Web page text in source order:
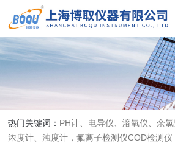
热门关键词： PH计、电导仪、溶氧仪、余
浓度计、浊度计，氟离子检测仪COD检测